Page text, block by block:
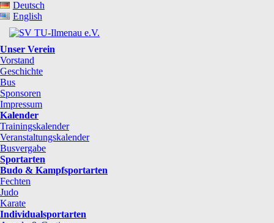
Deutsch
English
Unser Verein
Vorstand
Geschichte
Bus
Sponsoren
Impressum
Kalender
Trainingskalender
Veranstaltungskalender
Busvergabe
Sportarten
Budo & Kampfsportarten
Fechten
Judo
Karate
Individualsportarten